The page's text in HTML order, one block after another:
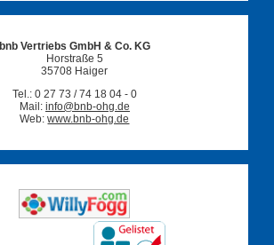
bnb Vertriebs GmbH & Co. KG
Horstraße 5
35708 Haiger
Tel.: 0 27 73 / 74 18 04 - 0
Mail: info@bnb-ohg.de
Web:www.bnb-ohg.de